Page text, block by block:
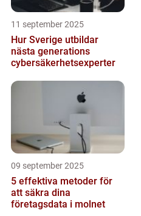
11 september 2025
Hur Sverige utbildar
nästa generations
cybersäkerhetsexperter
09 september 2025
5 effektiva metoder för
att säkra dina
företagsdata i molnet